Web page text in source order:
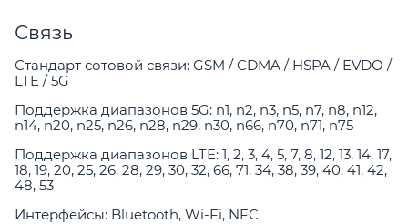
Связь
Стандарт сотовой связи: GSM / CDMA / HSPA / EVDO /
LTE / 5G
Поддержка диапазонов 5G: n1, n2, n3, n5, n7, n8, n12,
n14, n20, n25, n26, n28, n29, n30, n66, n70, n71, n75
Поддержка диапазонов LTE: 1, 2, 3, 4, 5, 7, 8, 12, 13, 14, 17,
18, 19, 20, 25, 26, 28, 29, 30, 32, 66, 71. 34, 38, 39, 40, 41, 42,
48, 53
Интерфейсы: Bluetooth, Wi-Fi, NFC